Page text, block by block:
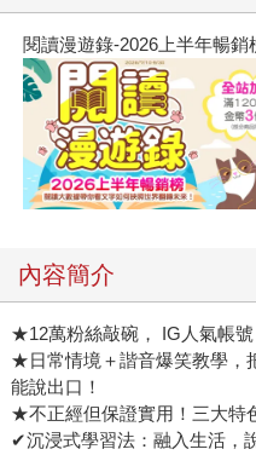
閱讀漫遊錄-2026上半年暢銷
內容簡介
★12萬粉絲敲碗， IG人氣帳號
★日常情境＋諧音爆笑教學，
能說出口！
★不正經但保證實用！三大特
✔沉浸式學習法：融入生活，